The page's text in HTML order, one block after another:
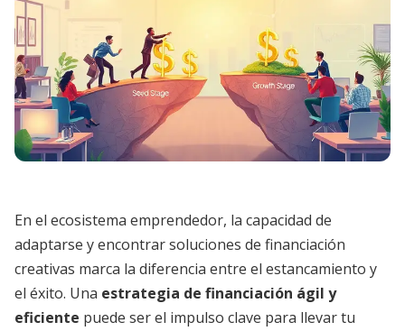
En el ecosistema emprendedor, la capacidad de
adaptarse y encontrar soluciones de financiación
creativas marca la diferencia entre el estancamiento y
el éxito. Una estrategia de financiación ágil y
eficiente puede ser el impulso clave para llevar tu